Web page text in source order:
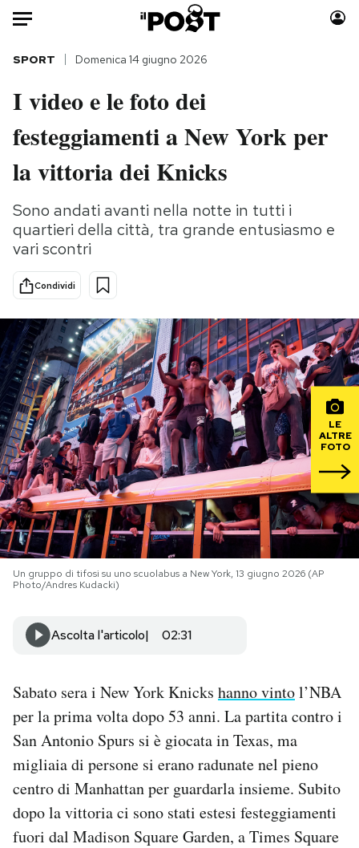
Auto
HOME
Italia
Politica
Tecnologia
Internet
Scienza
Cultura
Economia
Sport
Moda
Consumismi
Storie/Idee
Ok Boomer!
Mondiali calcio 2026
PODCAST
NEWSLETTER
I MIEI PREFERITI
SHOP
Area Personale
Newsletter
Regala il Post
Hai bisogno di aiuto?
Esci
SPORT Domenica 14 giugno 2026
I video e le foto dei
festeggiamenti a New York per
la vittoria dei Knicks
Sono andati avanti nella notte in tutti i
quartieri della città, tra grande entusiasmo e
vari scontri
Condividi
LE
ALTRE
FOTO
Un gruppo di tifosi su uno scuolabus a New York, 13 giugno 2026 (AP
Photo/Andres Kudacki)
Ascolta l'articolo 02:31
Sabato sera i New York Knicks hanno vintol’NBA
per la prima volta dopo 53 anni. La partita contro i
San Antonio Spurs si è giocata in Texas, ma
migliaia di persone si erano radunate nel pieno
centro di Manhattan per guardarla insieme. Subito
dopo la vittoria ci sono stati estesi festeggiamenti
fuori dal Madison Square Garden, a Times Square